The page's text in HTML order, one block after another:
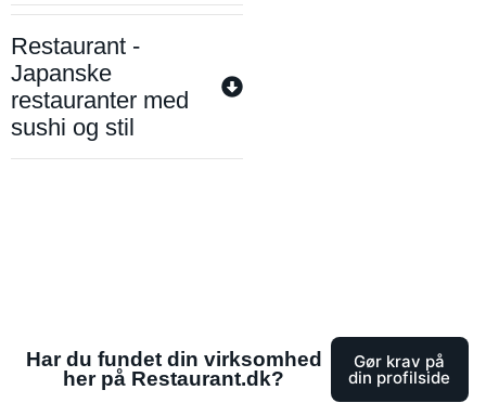
Restaurant -
Japanske
restauranter med
sushi og stil
Har du fundet din virksomhed
her på Restaurant.dk?
Gør krav på
din profilside